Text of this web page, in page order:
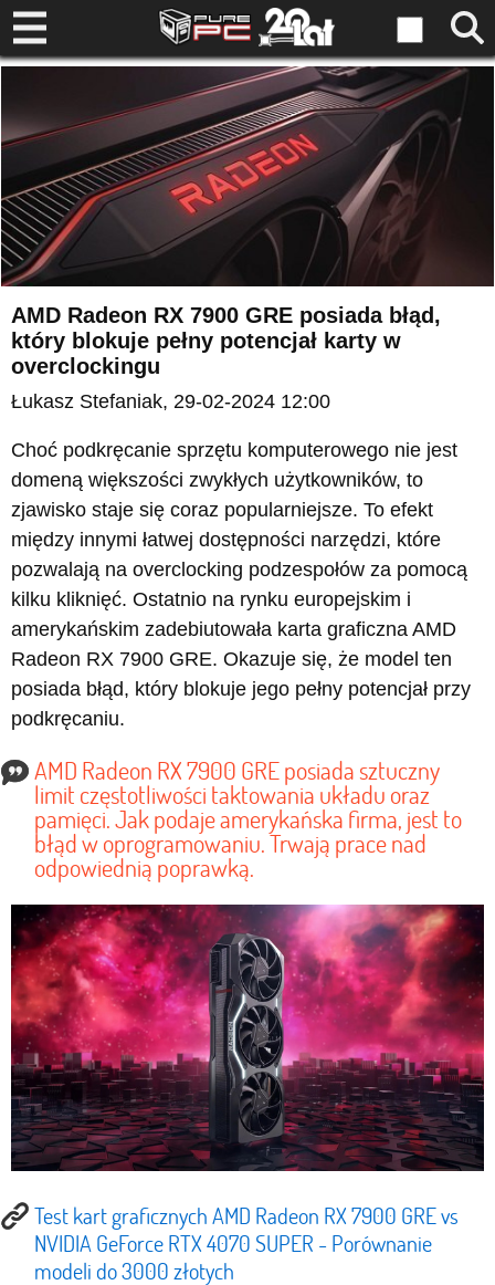
AMD Radeon RX 7900 GRE posiada błąd,
który blokuje pełny potencjał karty w
overclockingu
Łukasz Stefaniak, 29-02-2024 12:00
Choć podkręcanie sprzętu komputerowego nie jest
domeną większości zwykłych użytkowników, to
zjawisko staje się coraz popularniejsze. To efekt
między innymi łatwej dostępności narzędzi, które
pozwalają na overclocking podzespołów za pomocą
kilku kliknięć. Ostatnio na rynku europejskim i
amerykańskim zadebiutowała karta graficzna AMD
Radeon RX 7900 GRE. Okazuje się, że model ten
posiada błąd, który blokuje jego pełny potencjał przy
podkręcaniu.
AMD Radeon RX 7900 GRE posiada sztuczny
limit częstotliwości taktowania układu oraz
pamięci. Jak podaje amerykańska firma, jest to
błąd w oprogramowaniu. Trwają prace nad
odpowiednią poprawką.
Test kart graficznych AMD Radeon RX 7900 GRE vs
NVIDIA GeForce RTX 4070 SUPER - Porównanie
modeli do 3000 złotych